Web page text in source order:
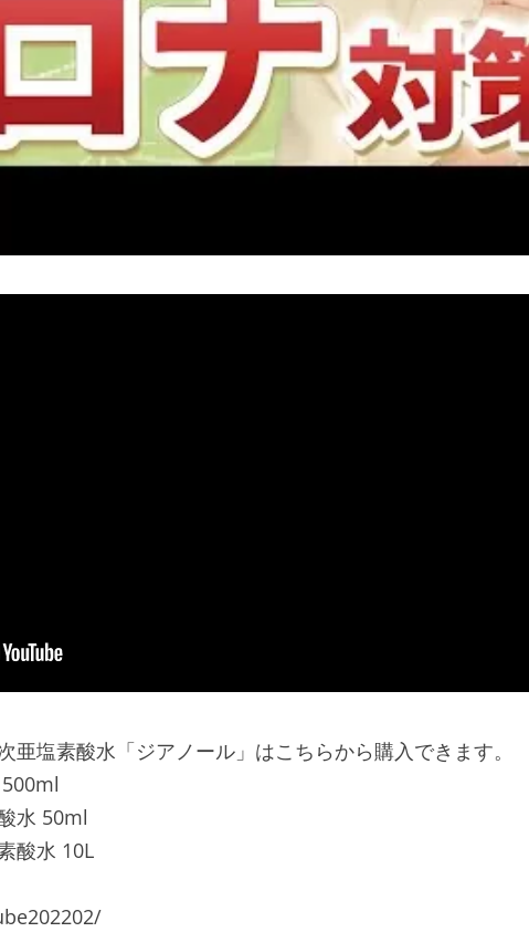
塩素酸水「ジアノール」はこちらから購入できます。
水 50ml
酸水 10L